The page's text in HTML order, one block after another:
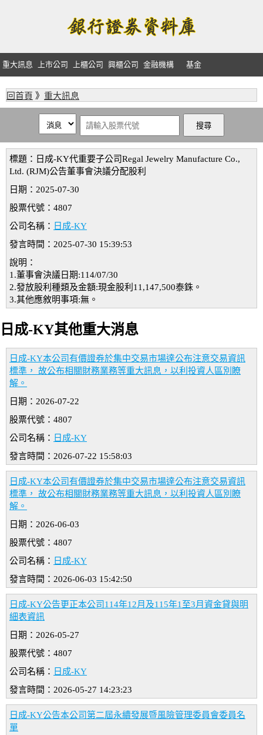
重大訊息 上市公司 上櫃公司 興櫃公司 金融機構 基金
回首頁 》 重大訊息
標題：日成-KY代重要子公司Regal Jewelry Manufacture Co.,
Ltd. (RJM)公告董事會決議分配股利
日期：2025-07-30
股票代號：4807
公司名稱： 日成-KY
發言時間：2025-07-30 15:39:53
說明：
1.董事會決議日期:114/07/30
2.發放股利種類及金額:現金股利11,147,500泰銖。
3.其他應敘明事項:無。
日成-KY其他重大消息
日成-KY本公司有價證券於集中交易市場達公布注意交易資訊
標準， 故公布相關財務業務等重大訊息，以利投資人區別瞭
解。
日期：2026-07-22
股票代號：4807
公司名稱： 日成-KY
發言時間：2026-07-22 15:58:03
日成-KY本公司有價證券於集中交易市場達公布注意交易資訊
標準， 故公布相關財務業務等重大訊息，以利投資人區別瞭
解。
日期：2026-06-03
股票代號：4807
公司名稱： 日成-KY
發言時間：2026-06-03 15:42:50
日成-KY公告更正本公司114年12月及115年1至3月資金貸與明
細表資訊
日期：2026-05-27
股票代號：4807
公司名稱： 日成-KY
發言時間：2026-05-27 14:23:23
日成-KY公告本公司第二屆永續發展暨風險管理委員會委員名
單